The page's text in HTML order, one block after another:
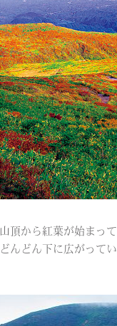
山頂から紅葉が始まって
どんどん下に広がってい